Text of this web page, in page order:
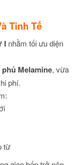
Tinh Tế
Inhằm tối ưu diện
Melamine, vừa
phí.
từ